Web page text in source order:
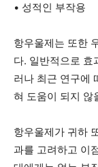
• 성적인 부작용
항우울제는 또한
다. 일반적으로 효
러나 최근 연구에
혀 도움이 되지 않
항우울제가 귀하
과를 고려하고 이